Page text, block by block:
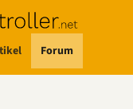
Forum